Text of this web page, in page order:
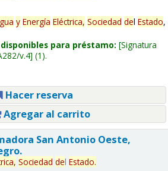
y Energía Eléctrica, Sociedad del Estado,
para préstamo: Signatura
v.4 (1).
Hacer reserva
Agregar al carrito
San Antonio Oeste,
Sociedad del Estado.